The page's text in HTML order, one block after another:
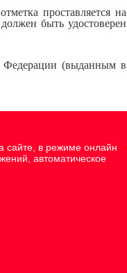
проставляется на
быть удостоверен
Федерации (выданным в
сайте, в режиме онлайн
автоматическое